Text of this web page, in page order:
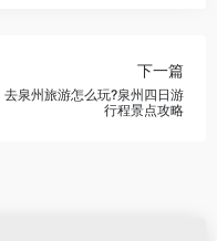
下一篇
去泉州旅游怎么玩?泉州四日游
行程景点攻略